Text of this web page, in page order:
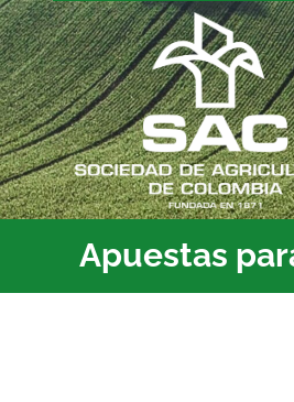
Saltar
al
contenido
Apuestas